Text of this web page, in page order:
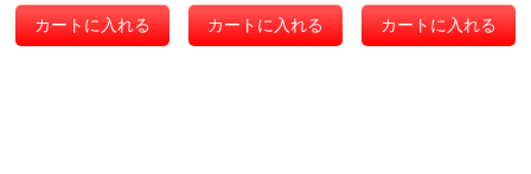
カートに入れる カートに入れる カートに入れる